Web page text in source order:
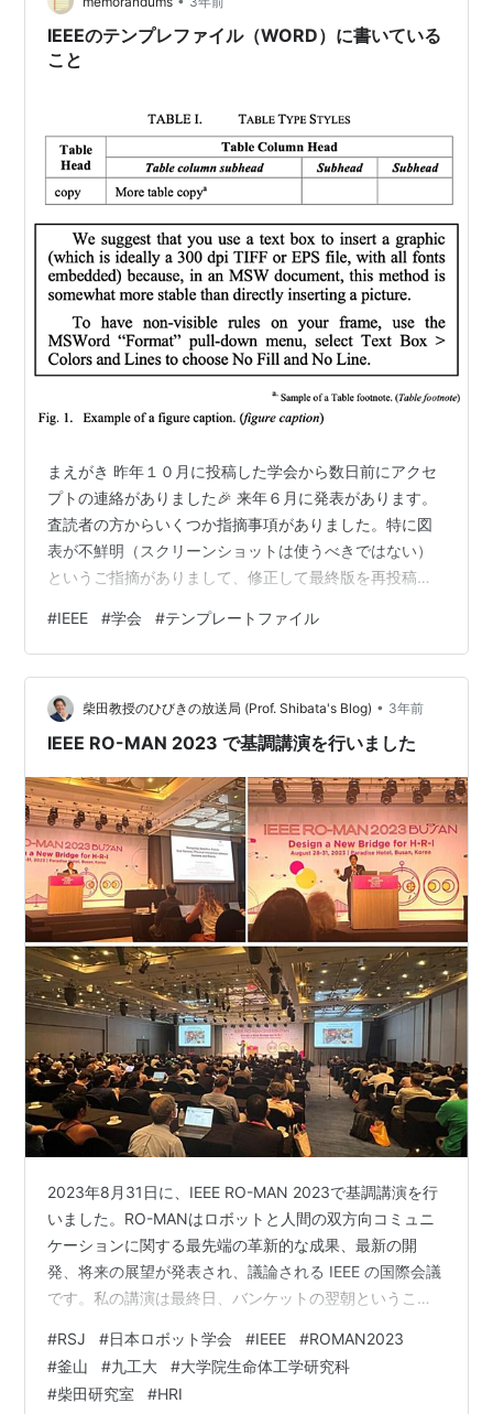
IEEEのテンプレファイル（WORD）に書いている
こと
まえがき 昨年１０月に投稿した学会から数日前にアクセ
プトの連絡がありました🎉 来年６月に発表があります。
査読者の方からいくつか指摘事項がありました。特に図
表が不鮮明（スクリーンショットは使うべきではない）
というご指摘がありまして、修正して最終版を再投稿す
開する前に片付けておきたいところでした。 この学会の
プロシーディングはIEEE Xploreに掲載されるためテンプ
レはIEEEのものが指定されています。読んだつもりにな
っていましたが、そのルールから逸脱しているところが
ある、とのご指摘でした。ということで、もう一度読ん
#IEEE #学会 #テンプレートファイル
柴田教授のひびきの放送局 (Prof. Shibata's Blog) • 3年前
IEEE RO-MAN 2023 で基調講演を行いました
2023年8月31日に、IEEE RO-MAN 2023で基調講演を行
いました。RO-MANはロボットと人間の双方向コミュニ
ケーションに関する最先端の革新的な成果、最新の開
発、将来の展望が発表され、議論される IEEE の国際会議
です。私の講演は最終日、バンケットの翌朝ということ
た。演題は、"Designing Assistive Robots that Harness
Physical Interaction between Humans and Robots”。
60分の持ち時間で10分ぐらいは質疑応答に時間を残した
#RSJ #日本ロボット学会 #IEEE #ROMAN2023
#釜山 #九工大 #大学院生命体工学研究科
#柴田研究室 #HRI